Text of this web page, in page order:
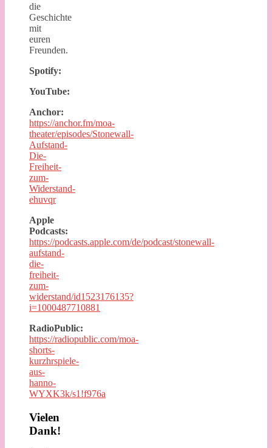
die
Geschichte
mit
euren
Freunden.
Spotify:
YouTube:
Anchor:
https://anchor.fm/moa-
theater/episodes/Stonewall-
Aufstand-
Die-
Freiheit-
zum-
Widerstand-
ehuvqr
Apple
Podcasts:
https://podcasts.apple.com/de/podcast/stonewall-
aufstand-
die-
freiheit-
zum-
widerstand/id1523176135?
i=1000487710881
RadioPublic:
https://radiopublic.com/moa-
shorts-
kurzhrspiele-
aus-
hanno-
WYXK3k/s1!f976a
Vielen
Dank!